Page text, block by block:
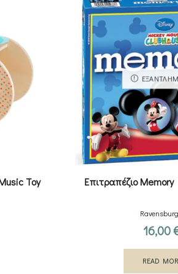
Toy Επιτραπέζιο
16,00
READ